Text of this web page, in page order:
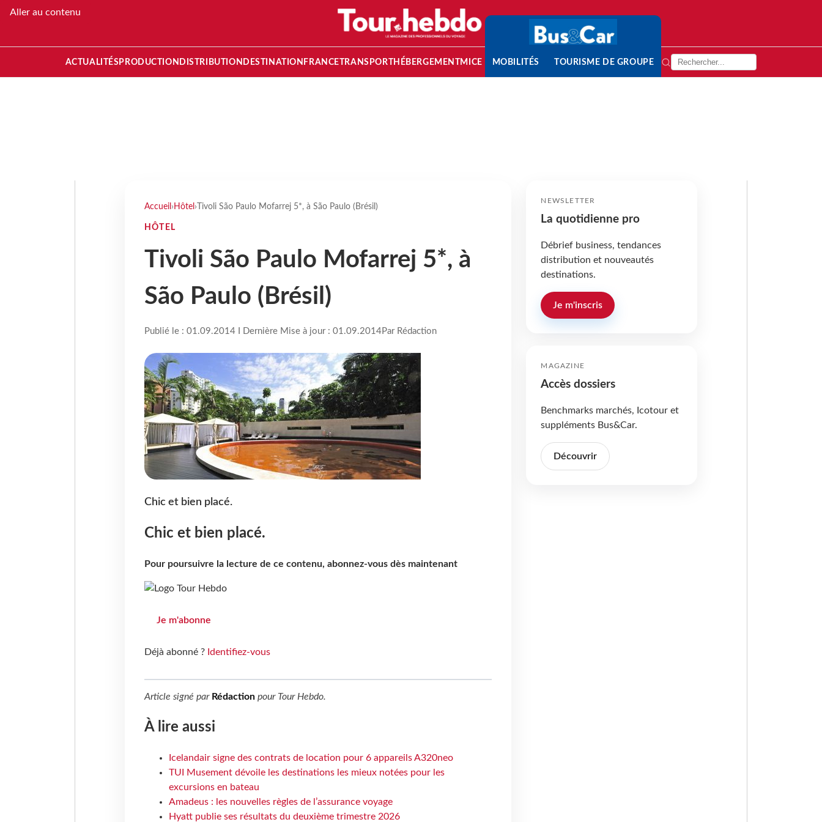
Aller au contenu
ACTUALITÉS PRODUCTION DISTRIBUTION DESTINATION FRANCETRANSPORT HÉBERGEMENTMICE MOBILITÉS TOURISME DE GROUPE
Accueil › Hôtel › Tivoli São Paulo Mofarrej 5*, à São Paulo (Brésil)
HÔTEL
Tivoli São Paulo Mofarrej 5*, à
São Paulo (Brésil)
Publié le : 01.09.2014 I Dernière Mise à jour : 01.09.2014Par Rédaction
Chic et bien placé.
Chic et bien placé.
Pour poursuivre la lecture de ce contenu, abonnez-vous dès maintenant
Je m'abonne
Déjà abonné ? Identifiez-vous
Article signé par Rédactionpour Tour Hebdo.
À lire aussi
Icelandair signe des contrats de location pour 6 appareils A320neo
TUI Musement dévoile les destinations les mieux notées pour les
excursions en bateau
Amadeus : les nouvelles règles de l’assurance voyage
Hyatt publie ses résultats du deuxième trimestre 2026
NEWSLETTER
La quotidienne pro
Débrief business, tendances
distribution et nouveautés
destinations.
Je m'inscris
MAGAZINE
Accès dossiers
Benchmarks marchés, Icotour et
suppléments Bus&Car.
Découvrir